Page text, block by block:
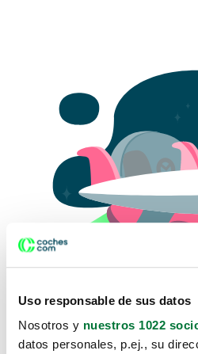
Uso responsable de sus datos
Nosotros y nuestros 1022
datos personales, p.ej., su